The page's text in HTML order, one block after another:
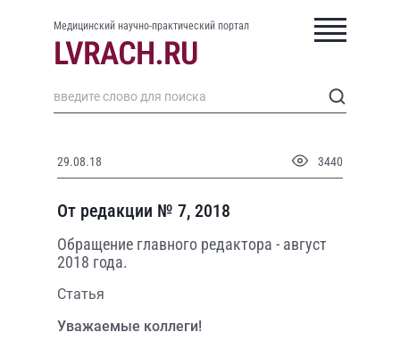
Медицинский научно-практический портал
29.08.18 3440
От редакции № 7, 2018
Обращение главного редактора - август
2018 года.
Статья
Уважаемые коллеги!